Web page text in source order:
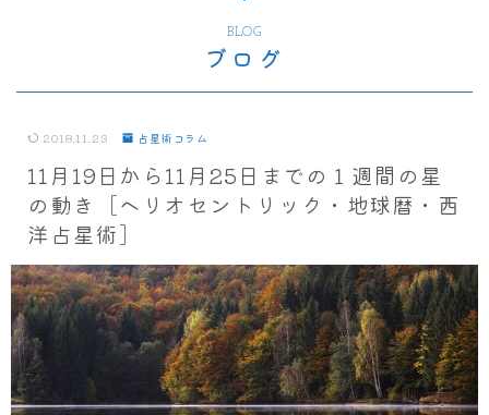
BLOG
ブログ
2018.11.23 占星術コラム
11月19日から11月25日までの１週間の星
の動き［ヘリオセントリック・地球暦・西
洋占星術］